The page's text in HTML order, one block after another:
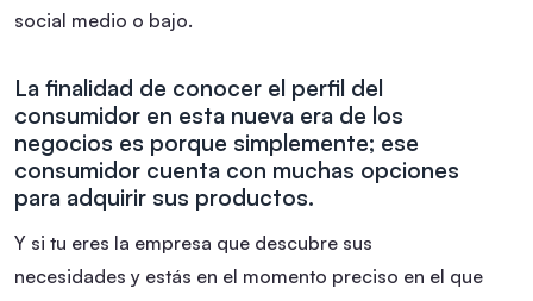
social medio o bajo.
La finalidad de conocer el perfil del
consumidor en esta nueva era de los
negocios es porque simplemente; ese
consumidor cuenta con muchas opciones
para adquirir sus productos.
Y si tu eres la empresa que descubre sus
necesidades y estás en el momento preciso en el que